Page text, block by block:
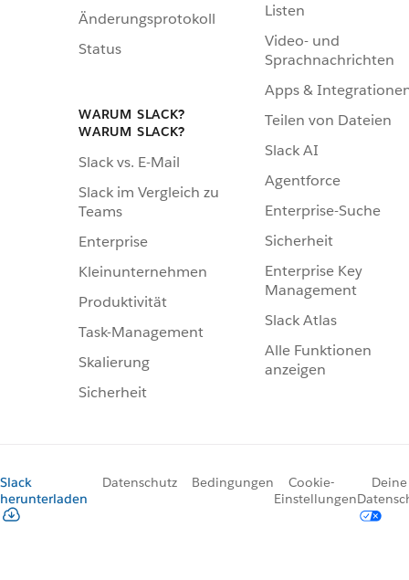
Änderungsprotokoll
Status
WARUM SLACK?
WARUM SLACK?
Slack vs. E-Mail
Slack im Vergleich zu
Teams
Enterprise
Kleinunternehmen
Produktivität
Task-Management
Skalierung
Sicherheit
Listen
Video- und
Sprachnachrichten
Apps &
Teilen von Dateien
Slack AI
Agentforce
Enterprise-Suche
Sicherheit
Enterprise Key
Management
Slack Atlas
Alle Funktionen
anzeigen
Slack
herunterladen
Datenschutz Bedingungen
Cookie-
Einstellungen
Deine